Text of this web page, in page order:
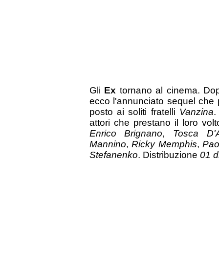
Gli Ex tornano al cinema.
ecco l'annunciato sequel
posto ai soliti fratelli Vanzina.
attori che prestano il loro
Enrico Brignano, Tosca
Mannino, Ricky Memphis,
Stefanenko. Distribuzione 01